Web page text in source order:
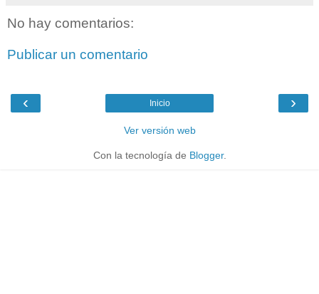
No hay comentarios:
Publicar un comentario
‹ ›
Inicio
Ver versión web
Con la tecnología de Blogger.